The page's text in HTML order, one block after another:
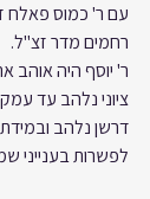
עם ר' כמוס פאלח
רחמים מדר זצ"ל.
ר' יוסף היה אוהב
ציוני נלהב עד
דרשן נלהב
לפשרות בענייני